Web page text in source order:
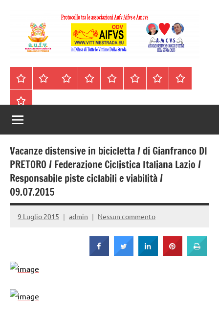
contenuto
A.I.F.V.S.
–
Associazione
Italiana
Familiari
e
Vittime
della
Strada
difesa
di
tutte
vittime
della
strada
HomepageSegnalazioni
Nord
Centro
Sud
ContattiIncidenti
Il
Archivio
Vacanze distensive in bicicletta / di Gianfranco DI
PRETORO / Federazione Ciclistica Italiana Lazio /
Responsabile piste ciclabili e viabilità /
09.07.2015
9 Luglio 2015 admin Nessun commento